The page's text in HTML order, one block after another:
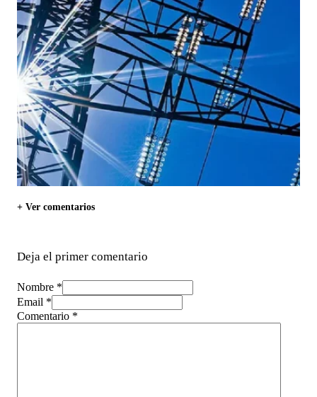
+ Ver comentarios
Deja el primer comentario
Nombre *
Email *
Comentario *